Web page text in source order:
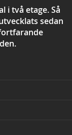
i två etage. Så
sedan